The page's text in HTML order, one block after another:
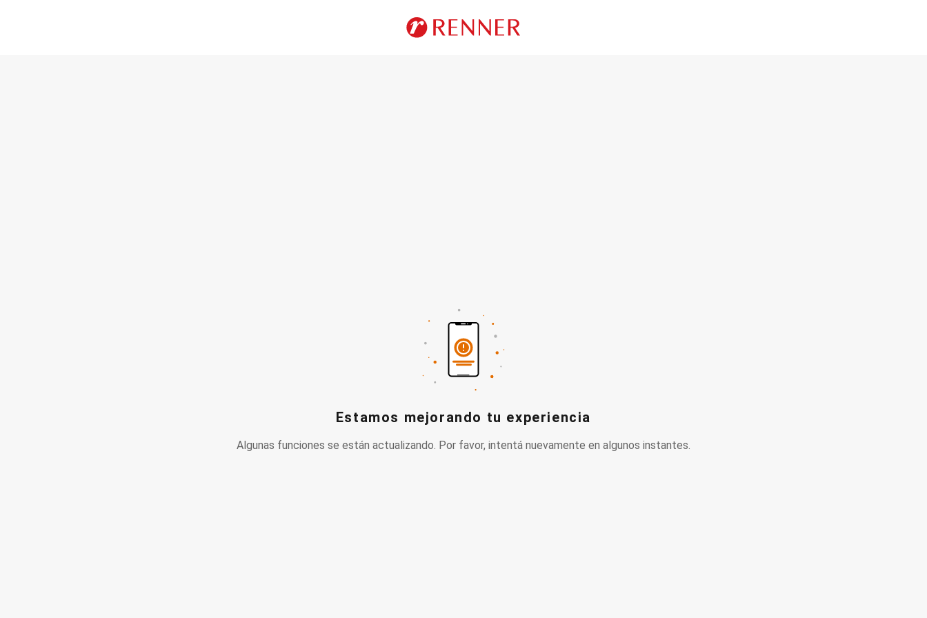
Estamos mejorando tu experiencia
Algunas funciones se están actualizando. Por favor, intentá nuevamente en algunos instantes.